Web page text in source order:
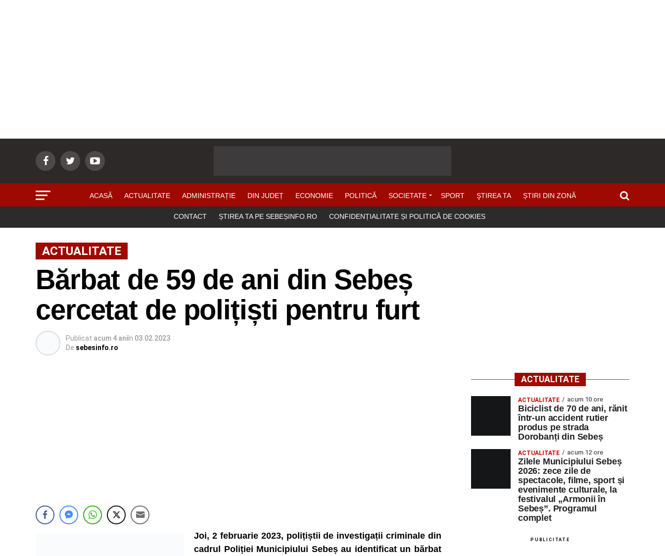
ACASĂ ACTUALITATE ADMINISTRAȚIE DIN JUDEȚ ECONOMIE POLITICĂ SOCIETATE SPORT ŞTIREA TA ȘTIRI DIN ZONĂ
CONTACT ȘTIREA TA PE SEBEȘINFO.RO CONFIDENȚIALITATE ȘI POLITICĂ DE COOKIES
ACTUALITATE
Bărbat de 59 de ani din Sebeș
cercetat de polițiști pentru furt
Publicat acum 4 aniîn 03.02.2023
De sebesinfo.ro
Joi, 2 februarie 2023, polițiștii de investigații criminale din
cadrul Poliției Municipiului Sebeș au identificat un bărbat
ACTUALITATE
ACTUALITATE acum 10 ore
Biciclist de 70 de ani, rănit
într-un accident rutier
produs pe strada
Dorobanți din Sebeș
ACTUALITATE acum 12 ore
Zilele Municipiului Sebeș
2026: zece zile de
spectacole, filme, sport și
evenimente culturale, la
festivalul „Armonii în
Sebeș”. Programul
complet
PUBLICITATE